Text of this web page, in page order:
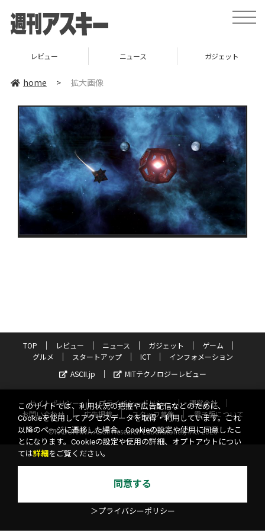
toggle
レビュー ニュース ガジェット
home > 拡大画像
TOP レビュー ニュース ガジェット
ゲーム
グルメ
スタートアップ ICT
インフォメーション
ASCII.jp
MITテクノロジーレビュー
サイトポリシー プライバシーポリシー
運営会社
お問い合わせ
広告掲載 スタッフ募集
電子版について
©KADOKAWA ASCII Research Laboratories, Inc. 2026
このサイトでは、利用状況の把握や広告配信などのために、
Cookieを使用してアクセスデータを取得・利用しています。これ
以降のページに遷移した場合、Cookieの設定や使用に同意したこ
とになります。Cookieの設定や使用の詳細、オプトアウトについ
ては詳細 をご覧ください。
同意する
＞プライバシーポリシー